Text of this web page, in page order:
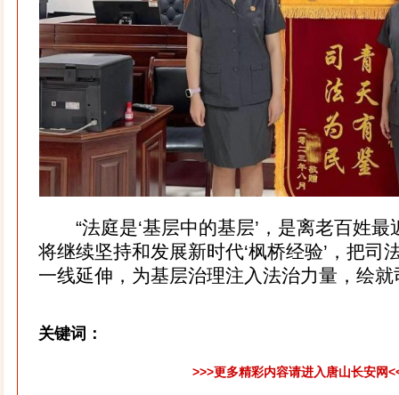
“法庭是‘基层中的基层’，是离老百姓最
将继续坚持和发展新时代‘枫桥经验’，把司
一线延伸，为基层治理注入法治力量，绘就
关键词：
>>>更多精彩内容请进入唐山长安网